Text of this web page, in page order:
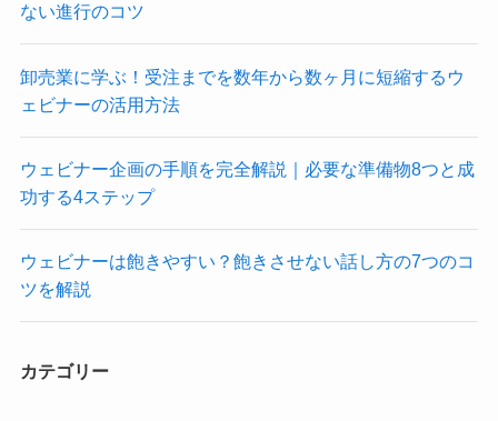
ない進行のコツ
卸売業に学ぶ！受注までを数年から数ヶ月に短縮するウ
ェビナーの活用方法
ウェビナー企画の手順を完全解説｜必要な準備物8つと成
功する4ステップ
ウェビナーは飽きやすい？飽きさせない話し方の7つのコ
ツを解説
カテゴリー